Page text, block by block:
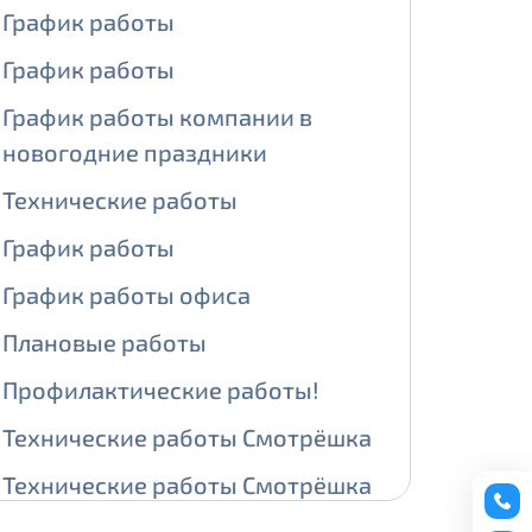
График работы
График работы
График работы компании в
новогодние праздники
Технические работы
График работы
График работы офиса
Плановые работы
Профилактические работы!
Технические работы Смотрёшка
Технические работы Смотрёшка
обработки персональных
обработки персональных
выделение публичного IP
IP адрес -
реквизитов.
услуги.
в течение трех календарных